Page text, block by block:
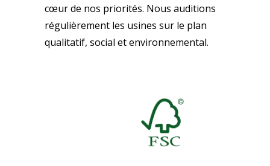
cœur de nos priorités. Nous auditions
régulièrement les usines sur le plan
qualitatif, social et environnemental.